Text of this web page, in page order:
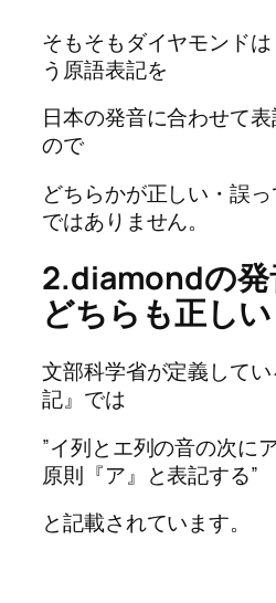
そもそもダイヤモンド
う原語表記を
日本の発音に合わせて
ので
どちらかが正しい・誤
ではありません。
2.diamondの
どちらも正しい
文部科学省が定義して
記』では
”イ列とエ列の音の次に
原則『ア』と表記する”
と記載されています。